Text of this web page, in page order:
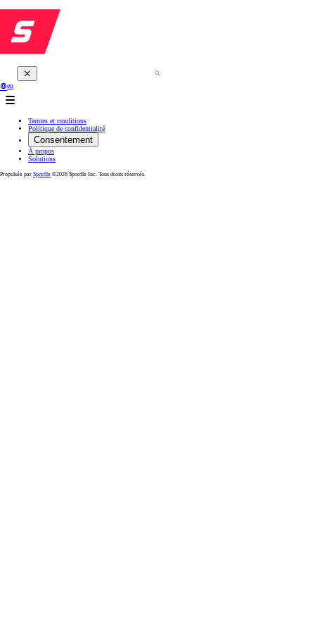
en
Termes et conditions
Politique de confidentialité
Consentement
À propos
Solutions
Propulsée par Spordle ©2026 Spordle Inc. Tous droits réservés.